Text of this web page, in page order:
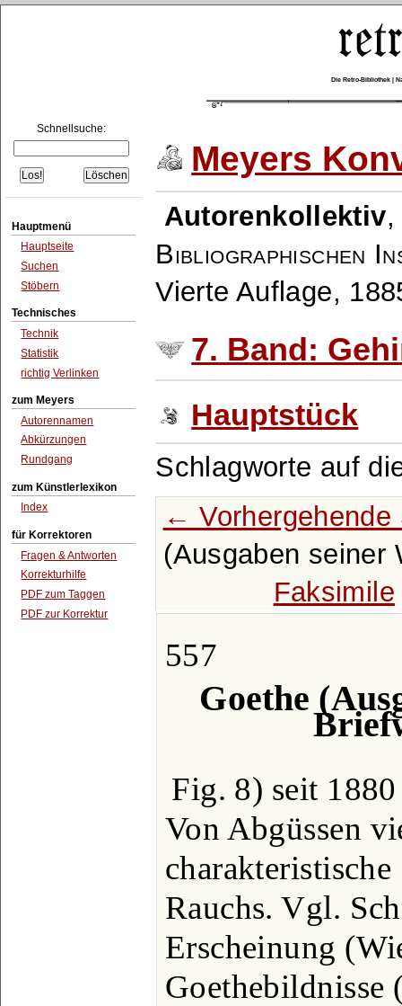
Die Retro-Bibliothek |
Schnellsuche:
Hauptmenü
Hauptseite
Suchen
Stöbern
Technisches
Technik
Statistik
richtig Verlinken
zum Meyers
Autorennamen
Abkürzungen
Rundgang
zum Künstlerlexikon
Index
für Korrektoren
Fragen & Antworten
Korrekturhilfe
PDF zum Taggen
PDF zur Korrektur
Meyers
Autorenkollektiv
Bibliographischen
Vierte Auflage,
7. Band:
Hauptstück
Schlagworte auf
← Vorhergehende
(Ausgaben seiner
Faksimile
557
Goethe
Fig. 8) seit
Von Abgüssen
Rauchs. Vgl.
Erscheinung
Goethebildnisse